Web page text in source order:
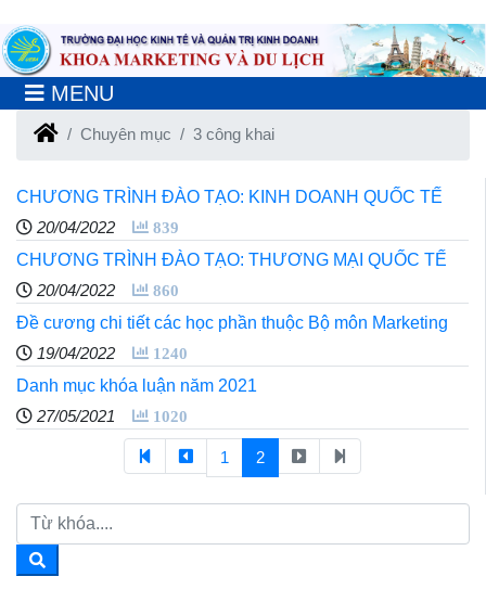
MENU
Chuyên mục 3 công khai
CHƯƠNG TRÌNH ĐÀO TẠO: KINH DOANH QUỐC TẾ
20/04/2022
839
CHƯƠNG TRÌNH ĐÀO TẠO: THƯƠNG MẠI QUỐC TẾ
20/04/2022
860
Đề cương chi tiết các học phần thuộc Bộ môn Marketing
19/04/2022
1240
Danh mục khóa luận năm 2021
27/05/2021
1020
1 2